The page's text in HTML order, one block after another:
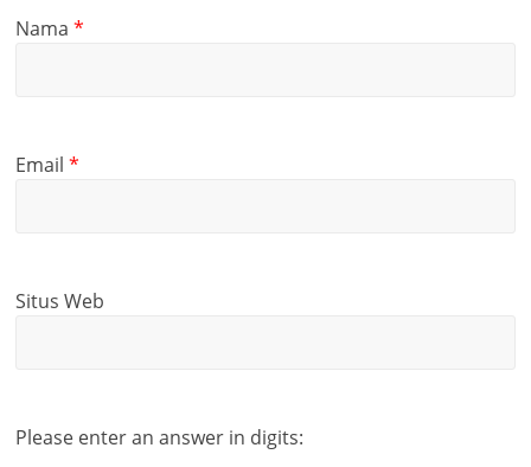
Nama*
Email*
Situs Web
Please enter an answer in digits: